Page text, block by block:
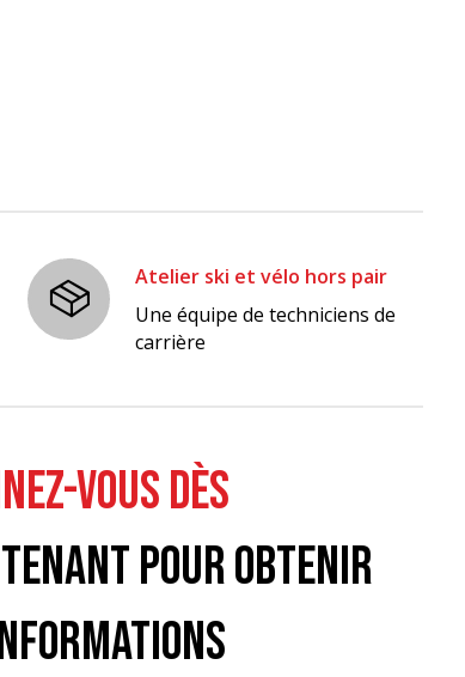
Atelier ski et vélo hors pair
Une équipe de techniciens de
carrière
VOUS DÈS
POUR OBTENIR